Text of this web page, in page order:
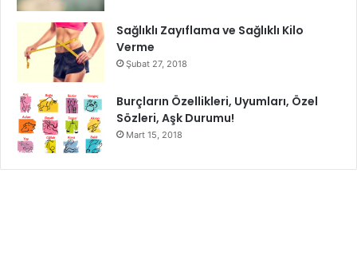
1 çorba kaşığı sandal ağacı tozu ekleyin.
Kâse içine 2 yemek kaşığı sütü ekleyin.
Sağlıklı parlayan ciltler için bu aloe vera yüz maskesini
uygulayın.
Macunu temiz yüzünüze uygulayın ve 20 dakika bekletin.
Sağlıklı Zayıflama ve Sağlıklı Kilo
Verme
Şubat 27, 2018
Burçların Özellikleri, Uyumları, Özel
Sözleri, Aşk Durumu!
Mart 15, 2018